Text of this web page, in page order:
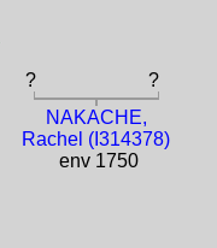
?
?
NAKACHE,
Rachel (I314378)
env 1750